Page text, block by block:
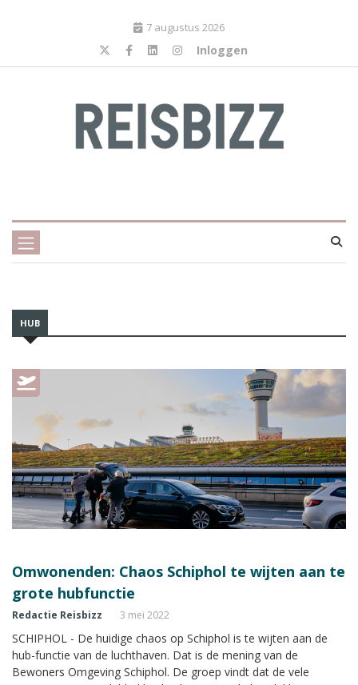
7 augustus 2026
Inloggen
HUB
Omwonenden: Chaos Schiphol te wijten aan te
grote hubfunctie
Redactie Reisbizz 3 mei 2022
SCHIPHOL - De huidige chaos op Schiphol is te wijten aan de
hub-functie van de luchthaven. Dat is de mening van de
Bewoners Omgeving Schiphol. De groep vindt dat de vele